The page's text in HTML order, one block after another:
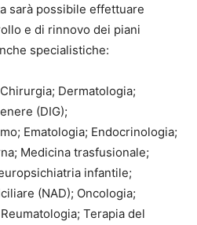
sarà possibile effettuare
e di rinnovo dei piani
specialistiche:
Dermatologia;
(DIG);
Ematologia; Endocrinologia;
Medicina trasfusionale;
infantile;
(NAD); Oncologia;
Terapia del